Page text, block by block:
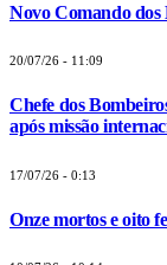
Novo Comando dos
20/07/26 - 11:09
Chefe dos
após missão
17/07/26 - 0:13
Onze mortos e oito